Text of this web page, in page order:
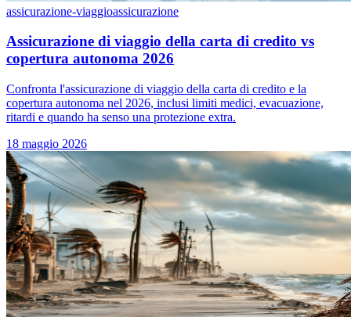
assicurazione-viaggioassicurazione
Assicurazione di viaggio della carta di credito vs
copertura autonoma 2026
Confronta l'assicurazione di viaggio della carta di credito e la
copertura autonoma nel 2026, inclusi limiti medici, evacuazione,
ritardi e quando ha senso una protezione extra.
18 maggio 2026